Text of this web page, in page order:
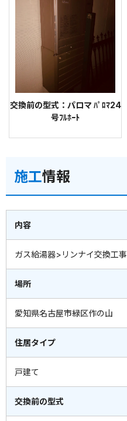
交換前の型式：パロマ ﾊﾟﾛﾏ24
号ﾌﾙﾎｰﾄ
施工情報
内容
ガス給湯器>リンナイ交換工事
場所
愛知県名古屋市緑区作の山
住居タイプ
戸建て
交換前の型式